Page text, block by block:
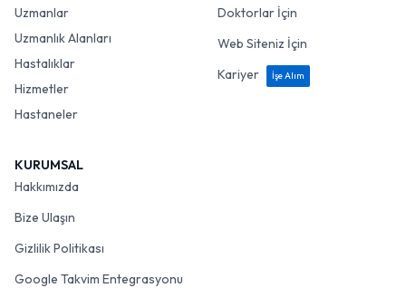
Uzmanlar
Uzmanlık Alanları
Hastalıklar
Hizmetler
Hastaneler
Doktorlar İçin
Web Siteniz İçin
Kariyer
İşe Alım
KURUMSAL
Hakkımızda
Bize Ulaşın
Gizlilik Politikası
Google Takvim Entegrasyonu